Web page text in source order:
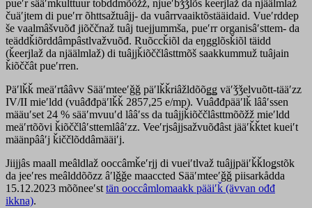
pueʹr sääʹmkulttuur tobddmõõžž, njueʹbǯǯlõs ǩeerjlaž da njäälmlaž
čuäʹjtem di pueʹrr õhttsažtuâjj- da vuârrvaaiktõstääidaid. Vueʹrddep
še vaalmâšvuõđ jiõččnaž tuâj tuejjummša, pueʹrr organisâʹsttem- da
teäddǩiõrddâmpâstlvažvuõđ. Ruõccǩiõl da eŋgglõsǩiõl täidd
(ǩeerjlaž da njäälmlaž) di tuâjjǩiõččlâsttmõš saakkummuž tuâjain
ǩiõččât pueʹrren.
Päʹlǩǩ meäʹrtââvv Sääʹmteeʹǧǧ päʹlǩǩriâžldõõǥǥ väʹǯǯelvuõtt-tääʹzz
IV/II mieʹldd (vuâđđpäʹlǩǩ 2857,25 e/mp). Vuâđđpääʹlǩ lââʹssen
määuʹset 24 % sääʹmvuuʹd lââʹss da tuâjjǩiõččlâsttmõõžž mieʹldd
meäʹrtõõvi ǩiõččlâʹsttemlââʹzz. Veeʹrjsâjjsažvuõđâst jääʹǩǩtet kueiʹt
määnpââʹj ǩiččlõddâmääiʹj.
Jiijjâs maall meâldlaž ooccâmǩeʹrjj di vueiʹtlvaž tuâjjpäiʹǩǩloǥstõk
da jeeʹres meâlddõõzz âʹlǧǧe maaccted Sääʹmteeʹǧǧ piisarkådda
15.12.2023 mõõneeʹst tän ooccâmlomaakk pääiʹǩ (ävvan ođđ
ikkna).